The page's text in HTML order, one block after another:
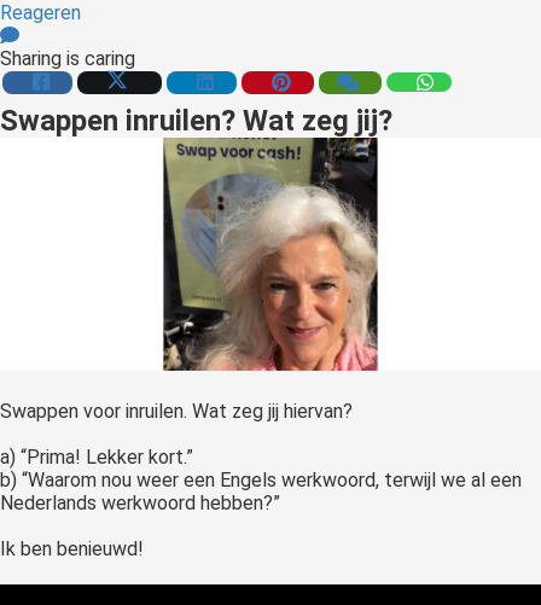
Reageren
Sharing is caring
Swappen inruilen? Wat zeg jij?
Swappen voor inruilen. Wat zeg jij hiervan?
a) “Prima! Lekker kort.”
b) “Waarom nou weer een Engels werkwoord, terwijl we al een
Nederlands werkwoord hebben?”
Ik ben benieuwd!